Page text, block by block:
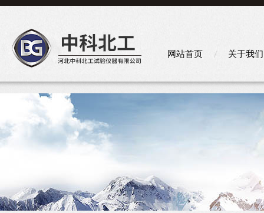
网站首页 关于我们